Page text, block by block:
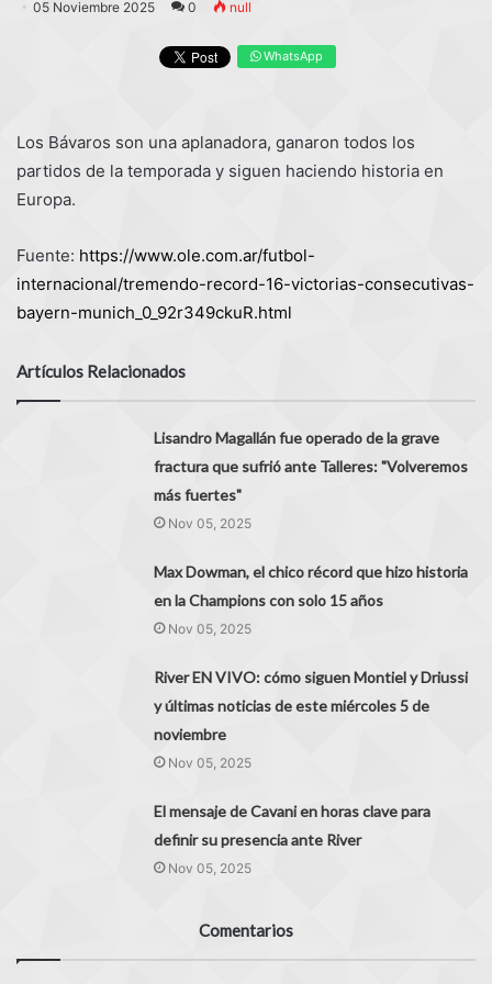
05 Noviembre 2025 0 null
WhatsApp
Los Bávaros son una aplanadora, ganaron todos los
partidos de la temporada y siguen haciendo historia en
Europa.
Fuente: https://www.ole.com.ar/futbol-
internacional/tremendo-record-16-victorias-consecutivas-
bayern-munich_0_92r349ckuR.html
Artículos Relacionados
Lisandro Magallán fue operado de la grave
fractura que sufrió ante Talleres: "Volveremos
más fuertes"
Nov 05, 2025
Max Dowman, el chico récord que hizo historia
en la Champions con solo 15 años
Nov 05, 2025
River EN VIVO: cómo siguen Montiel y Driussi
y últimas noticias de este miércoles 5 de
noviembre
Nov 05, 2025
El mensaje de Cavani en horas clave para
definir su presencia ante River
Nov 05, 2025
Comentarios